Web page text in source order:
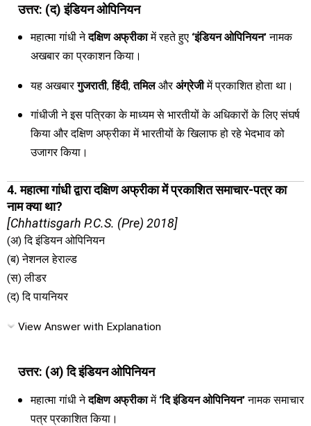
उत्तर: (द) इंडियन ओपिनियन
महात्मा गांधी नेदक्षिण अफ्रीकामें रहते हुए ‘इंडियन ओपिनियन’नामक
अखबार का प्रकाशन किया।
यह अखबारगुजराती,हिंदी,तमिलऔरअंग्रेजीमें प्रकाशित होता था।
गांधीजी ने इस पत्रिका के माध्यम से भारतीयों के अधिकारों के लिए संघर्ष
किया और दक्षिण अफ्रीका में भारतीयों के खिलाफ हो रहे भेदभाव को
उजागर किया।
4. महात्मा गांधी द्वारा दक्षिण अफ्रीका में प्रकाशित समाचार-पत्र का
नाम क्या था?
[Chhattisgarh P.C.S. (Pre) 2018]
(अ) दि इंडियन ओपिनियन
(ब) नेशनल हेराल्ड
(स) लीडर
(द) दि पायनियर
View Answer with Explanation
उत्तर: (अ) दि इंडियन ओपिनियन
महात्मा गांधी नेदक्षिण अफ्रीकामें ‘दि इंडियन ओपिनियन’नामक समाचार
पत्र प्रकाशित किया।